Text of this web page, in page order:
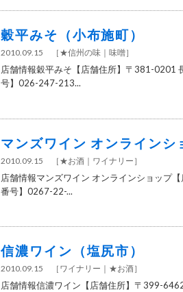
穀平みそ（小布施町）
2010.09.15 ［ ★信州の味 味噌］
店舗情報穀平みそ【店舗住所】〒381-0201
号】026-247-213...
マンズワイン オンラインシ
2010.09.15 ［ ★お酒 ワイナリー ］
店舗情報マンズワイン オンラインショップ
番号】0267-22-...
信濃ワイン（塩尻市）
2010.09.15 ［ ワイナリー ★お酒］
店舗情報信濃ワイン【店舗住所】〒399-